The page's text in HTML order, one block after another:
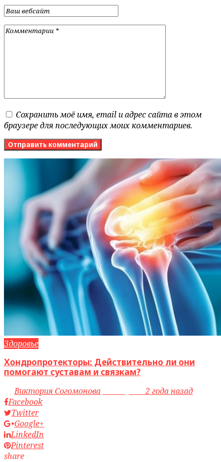
Сохранить моё имя, email и адрес сайта в этом
браузере для последующих моих комментариев.
Здоровье
Хондропротекторы: Действительно ли они
помогают суставам и связкам?
byВиктория Согомонова access_time2 года назад
Facebook
Twitter
Google+
LinkedIn
Pinterest
share